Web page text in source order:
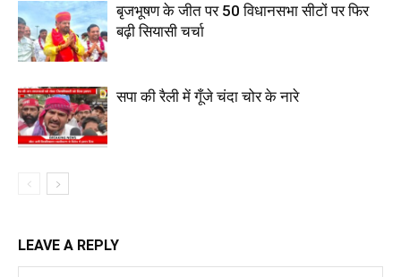
बृजभूषण के जीत पर 50 विधानसभा सीटों पर फिर
बढ़ी सियासी चर्चा
सपा की रैली में गूँजे चंदा चोर के नारे
LEAVE A REPLY